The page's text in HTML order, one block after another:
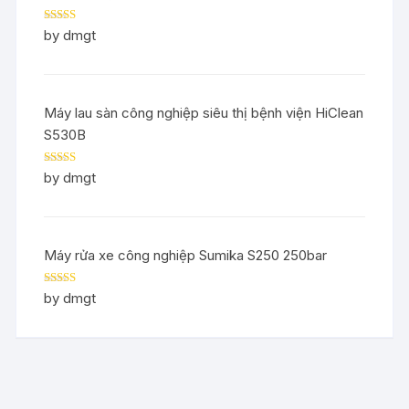
Rated5out
of 5
by dmgt
Máy lau sàn công nghiệp siêu thị bệnh viện HiClean
S530B
Rated5out
of 5
by dmgt
Máy rửa xe công nghiệp Sumika S250 250bar
Rated5out
of 5
by dmgt